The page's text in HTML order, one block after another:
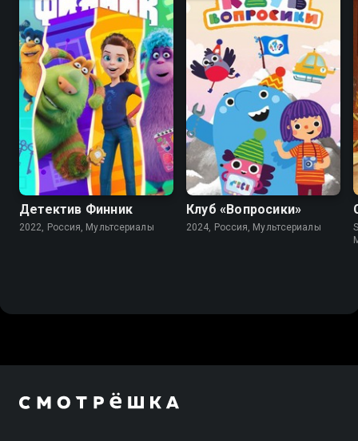
8.9
Детектив Финник
2022, Россия, Мультсериалы
8.8
Клуб «Вопросики»
2024, Россия, Мультсериалы